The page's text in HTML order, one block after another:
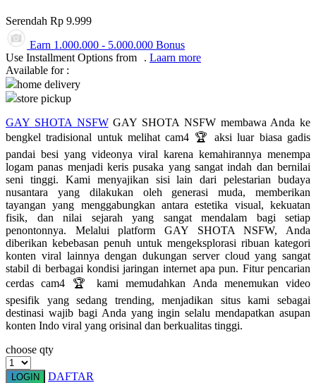
QV Baby
R
Real Shades
Red Castle
Ribbon Madness
S
Sebamed
Silver Cross
Simply Idea
Skip Hop
Spectra
Serendah Rp 9.999
Earn 1.000.000 - 5.000.000 Bonus
Use Installment Options from
. Laarn more
Available for :
home delivery
store pickup
GAY SHOTA NSFWGAY SHOTA NSFW membawa Anda ke
bengkel tradisional untuk melihat cam4 🏆 aksi luar biasa gadis
pandai besi yang videonya viral karena kemahirannya menempa
logam panas menjadi keris pusaka yang sangat indah dan bernilai
seni tinggi. Kami menyajikan sisi lain dari pelestarian budaya
nusantara yang dilakukan oleh generasi muda, memberikan
tayangan yang menggabungkan antara estetika visual, kekuatan
fisik, dan nilai sejarah yang sangat mendalam bagi setiap
penontonnya. Melalui platform GAY SHOTA NSFW, Anda
diberikan kebebasan penuh untuk mengeksplorasi ribuan kategori
konten viral lainnya dengan dukungan server cloud yang sangat
stabil di berbagai kondisi jaringan internet apa pun. Fitur pencarian
cerdas cam4 🏆 kami memudahkan Anda menemukan video
spesifik yang sedang trending, menjadikan situs kami sebagai
destinasi wajib bagi Anda yang ingin selalu mendapatkan asupan
konten Indo viral yang orisinal dan berkualitas tinggi.
choose qty
LOGIN
DAFTAR